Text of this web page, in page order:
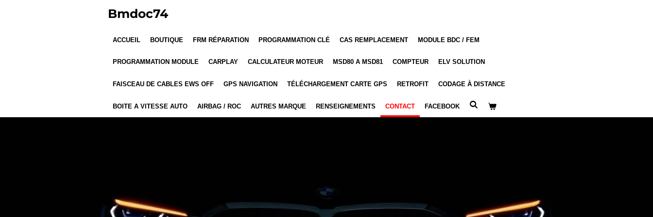
Bmdoc74
ACCUEIL BOUTIQUE FRM RÉPARATION PROGRAMMATION CLÉ CAS REMPLACEMENT MODULE BDC / FEM
PROGRAMMATION MODULE CARPLAY CALCULATEUR MOTEUR MSD80 A MSD81 COMPTEUR ELV SOLUTION
FAISCEAU DE CABLES EWS OFF GPS NAVIGATION TÉLÉCHARGEMENT CARTE GPS RETROFIT CODAGE À DISTANCE
BOITE A VITESSE AUTO AIRBAG / ROC AUTRES MARQUE RENSEIGNEMENTS CONTACT FACEBOOK